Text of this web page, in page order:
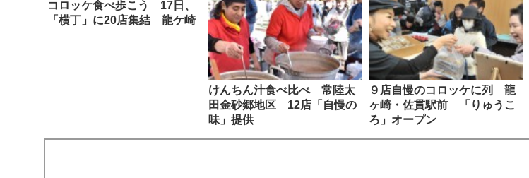
コロッケ食べ歩こう 17日、
「横丁」に20店集結 龍ケ崎
けんちん汁食べ比べ 常陸太
田金砂郷地区 12店「自慢の
味」提供
９店自慢のコロッケに列 龍
ヶ崎・佐貫駅前 「りゅうこ
ろ」オープン